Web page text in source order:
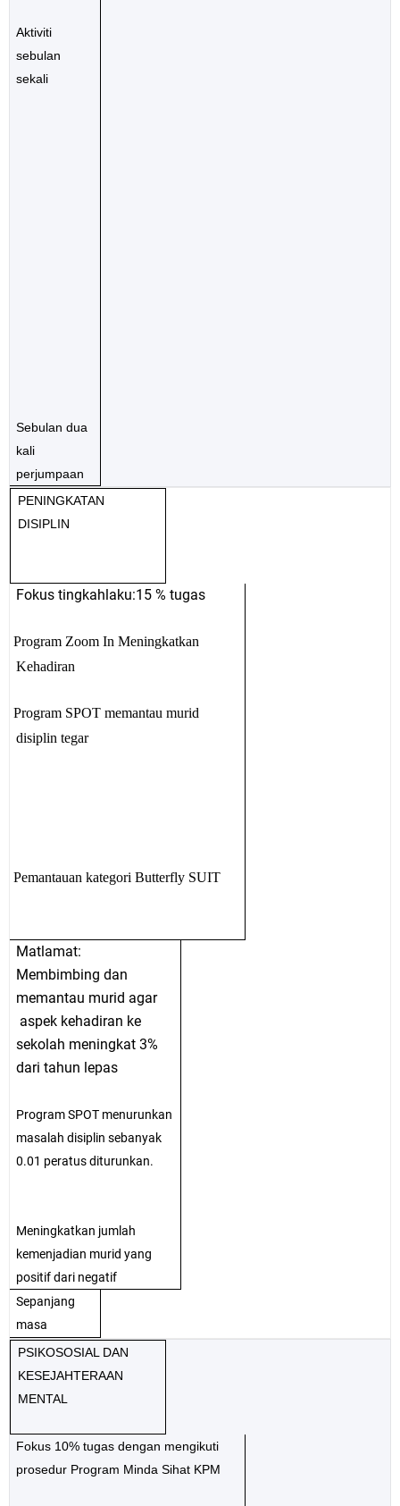
Aktiviti
sebulan
sekali
Sebulan dua
kali
perjumpaan
PENINGKATAN
DISIPLIN
Fokus tingkahlaku:15 % tugas
Program Zoom In Meningkatkan
Kehadiran
Program SPOT memantau murid
disiplin tegar
Pemantauan kategori Butterfly SUIT
Matlamat:
Membimbing dan
memantau murid agar
aspek kehadiran ke
sekolah meningkat 3%
dari tahun lepas
Program SPOT menurunkan
masalah disiplin sebanyak
0.01 peratus diturunkan.
Meningkatkan jumlah
kemenjadian murid yang
positif dari negatif
Sepanjang
masa
PSIKOSOSIAL DAN
KESEJAHTERAAN
MENTAL
Fokus 10% tugas dengan mengikuti
prosedur Program Minda Sihat KPM